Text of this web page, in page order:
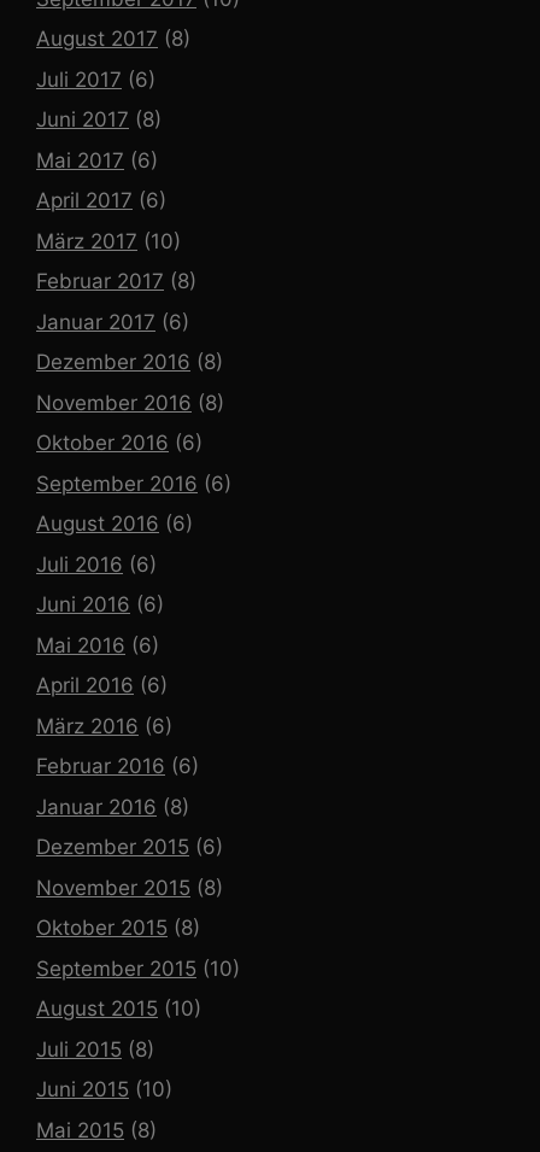
August 2017 (8)
Juli 2017 (6)
Juni 2017 (8)
Mai 2017 (6)
April 2017 (6)
März 2017 (10)
Februar 2017 (8)
Januar 2017 (6)
Dezember 2016 (8)
November 2016 (8)
Oktober 2016 (6)
September 2016 (6)
August 2016 (6)
Juli 2016 (6)
Juni 2016 (6)
Mai 2016 (6)
April 2016 (6)
März 2016 (6)
Februar 2016 (6)
Januar 2016 (8)
Dezember 2015 (6)
November 2015 (8)
Oktober 2015 (8)
September 2015 (10)
August 2015 (10)
Juli 2015 (8)
Juni 2015 (10)
Mai 2015 (8)